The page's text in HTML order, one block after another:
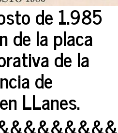
de 1.985
de la placa
de la
de
LLanes.